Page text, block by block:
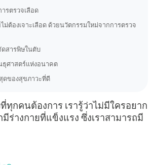
รตรวจเลือด
ม่ต้องเจาะเลือด ด้วยนวัตกรรมใหม่จากการตรวจ
ดสารพิษในตับ
ศาสตร์แห่งอนาคต
ดของสุขภาวะที่ดี
ทุกคนต้องการ เรารู้ว่าไม่มีใครอยาก
ร่างกายที่แข็งแรง ซึ่งเราสามารถมี